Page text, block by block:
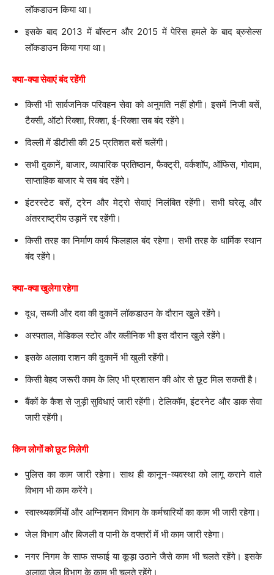
लॉकडाउन किया था।
इसके बाद 2013 में बॉस्टन और 2015 में पेरिस हमले के बाद ब्रुसेल्स
लॉकडाउन किया गया था।
क्या-क्या सेवाएं बंद रहेंगी
किसी भी सार्वजनिक परिवहन सेवा को अनुमति नहीं होगी। इसमें निजी बसें,
टैक्सी, ऑटो रिक्शा, रिक्शा, ई-रिक्शा सब बंद रहेंगे।
दिल्ली में डीटीसी की 25 प्रतिशत बसें चलेंगी।
सभी दुकानें, बाजार, व्यापारिक प्रतिष्ठान, फैक्ट्री, वर्कशॉप, ऑफिस, गोदाम,
साप्ताहिक बाजार ये सब बंद रहेंगे।
इंटरस्टेट बसें, ट्रेन और मेट्रो सेवाएं निलंबित रहेंगी। सभी घरेलू और
अंतरराष्ट्रीय उड़ानें रद्द रहेंगी।
किसी तरह का निर्माण कार्य फिलहाल बंद रहेगा। सभी तरह के धार्मिक स्थान
बंद रहेंगे।
क्या-क्या खुलेगा रहेगा
दूध, सब्जी और दवा की दुकानें लॉकडाउन के दौरान खुले रहेंगे।
अस्पताल, मेडिकल स्टोर और क्लीनिक भी इस दौरान खुले रहेंगे।
इसके अलावा राशन की दुकानें भी खुली रहेंगी।
किसी बेहद जरूरी काम के लिए भी प्रशासन की ओर से छूट मिल सकती है।
बैंकों के कैश से जुड़ी सुविधाएं जारी रहेंगी। टेलिकॉम, इंटरनेट और डाक सेवा
जारी रहेंगी।
किन लोगों को छूट मिलेगी
पुलिस का काम जारी रहेगा। साथ ही कानून-व्यवस्था को लागू कराने वाले
विभाग भी काम करेंगे।
स्वास्थ्यकर्मियों और अग्निशमन विभाग के कर्मचारियों का काम भी जारी रहेगा।
जेल विभाग और बिजली व पानी के दफ्तरों में भी काम जारी रहेगा।
नगर निगम के साफ सफाई या कूड़ा उठाने जैसे काम भी चलते रहेंगे। इसके
अलावा जेल विभाग के काम भी चलते रहेंगे।